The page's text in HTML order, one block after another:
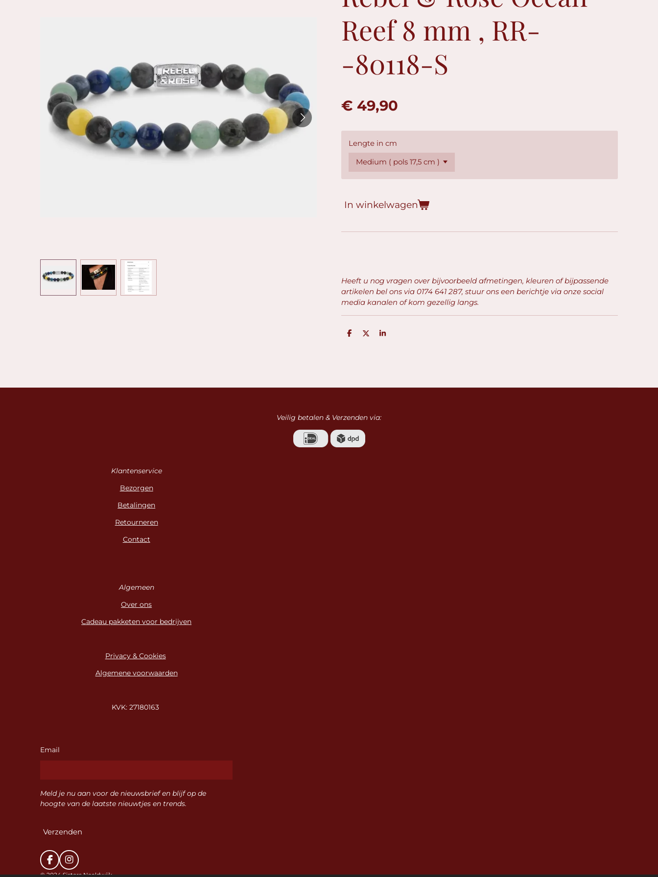
Reef 8 mm , RR-
-80118-S
€ 49,90
Lengte in cm
In winkelwagen
Heeft u nog vragen over bijvoorbeeld afmetingen, kleuren of bijpassende
artikelen bel ons via 0174 641 287, stuur ons een berichtje via onze social
media kanalen of kom gezellig langs.
D
D
S
Veilig betalen & Verzenden via:
Klantenservice
Bezorgen
Betalingen
Retourneren
Contact
Algemeen
Over ons
Cadeau pakketen voor bedrijven
Privacy & Cookies
Algemene voorwaarden
KVK: 27180163
Email
Meld je nu aan voor de nieuwsbrief en blijf op de
hoogte van de laatste nieuwtjes en trends.
Verzenden
F
a
I
n
© 2024 Sisters Naaldwijk